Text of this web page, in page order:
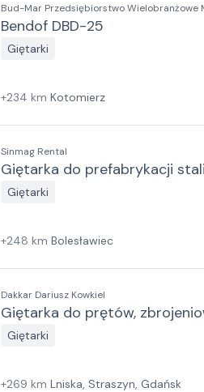
Bud-Mar Przedsiębiorstwo Wielobranżowe
Bendof DBD-25
Giętarki
+234 km Kotomierz
Sinmag Rental
Giętarka do prefabrykacji
Giętarki
+248 km Bolesławiec
Dakkar Dariusz Kowkiel
Giętarka do prętów,
Giętarki
+269 km Lniska, Straszyn, Gdańsk